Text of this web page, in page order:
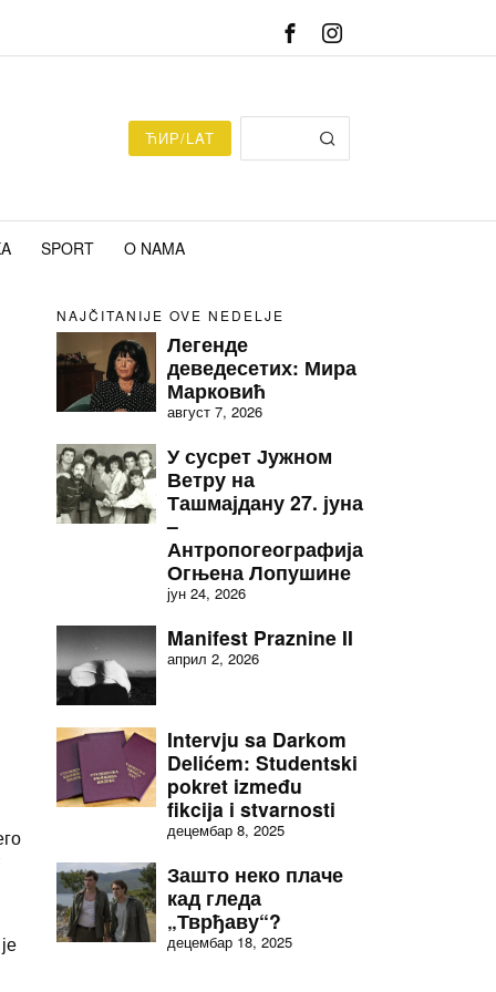
ЋИР/LAT
SPORT O NAMA
NAJČITANIJE OVE NEDELJE
Легенде
деведесетих: Мира
Марковић
август 7, 2026
У сусрет Јужном
Ветру на
Ташмајдану 27. јуна
–
Антропогеографија
Огњена Лопушине
јун 24, 2026
Manifest Praznine II
април 2, 2026
Intervju sa Darkom
Delićem: Studentski
pokret između
fikcija i stvarnosti
децембар 8, 2025
Зашто неко плаче
кад гледа
„Тврђаву“?
децембар 18, 2025